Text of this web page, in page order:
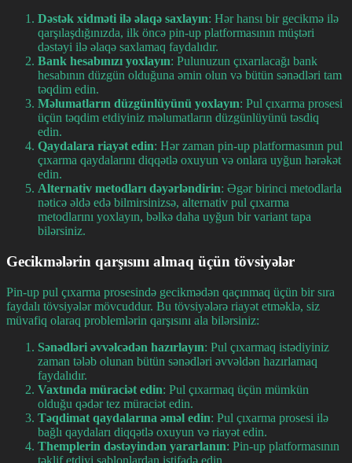
Dəstək xidməti ilə əlaqə saxlayın: Hər hansı bir gecikmə ilə
qarşılaşdığınızda, ilk öncə pin-up platformasının müştəri
dəstəyi ilə əlaqə saxlamaq faydalıdır.
Bank hesabınızı yoxlayın: Pulunuzun çıxarılacağı bank
hesabının düzgün olduğuna əmin olun və bütün sənədləri tam
təqdim edin.
Məlumatların düzgünlüyünü yoxlayın: Pul çıxarma prosesi
üçün təqdim etdiyiniz məlumatların düzgünlüyünü təsdiq
edin.
Qaydalara riayət edin: Hər zaman pin-up platformasının pul
çıxarma qaydalarını diqqətlə oxuyun və onlara uyğun hərəkət
edin.
Alternativ metodları dəyərləndirin: Əgər birinci metodlarla
nəticə əldə edə bilmirsinizsə, alternativ pul çıxarma
metodlarını yoxlayın, bəlkə daha uyğun bir variant tapa
bilərsiniz.
Gecikmələrin qarşısını almaq üçün tövsiyələr
Pin-up pul çıxarma prosesində gecikmədən qaçınmaq üçün bir sıra
faydalı tövsiyələr mövcuddur. Bu tövsiyələrə riayət etməklə, siz
müvafiq olaraq problemlərin qarşısını ala bilərsiniz:
Sənədləri əvvəlcədən hazırlayın: Pul çıxarmaq istədiyiniz
zaman tələb olunan bütün sənədləri əvvəldən hazırlamaq
faydalıdır.
Vaxtında müraciət edin: Pul çıxarmaq üçün mümkün
olduğu qədər tez müraciət edin.
Təqdimat qaydalarına əməl edin: Pul çıxarma prosesi ilə
bağlı qaydaları diqqətlə oxuyun və riayət edin.
Themplerin dəstəyindən yararlanın: Pin-up platformasının
təklif etdiyi şablonlardan istifadə edin.